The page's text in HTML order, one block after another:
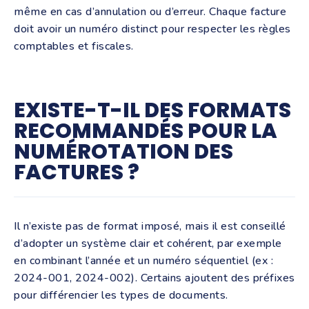
même en cas d’annulation ou d’erreur. Chaque facture
doit avoir un numéro distinct pour respecter les règles
comptables et fiscales.
EXISTE-T-IL DES FORMATS
RECOMMANDÉS POUR LA
NUMÉROTATION DES
FACTURES ?
Il n’existe pas de format imposé, mais il est conseillé
d’adopter un système clair et cohérent, par exemple
en combinant l’année et un numéro séquentiel (ex :
2024-001, 2024-002). Certains ajoutent des préfixes
pour différencier les types de documents.